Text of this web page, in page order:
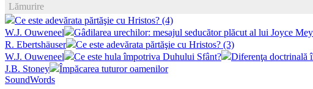
Lămurire
Ce este adevărata părtăşie cu Hristos? (4)
W.J. Ouweneel
Gâdilarea urechilor: mesajul seducător plăcut al lui Joyce
R. Ebertshäuser
Ce este adevărata părtăşie cu Hristos? (3)
W.J. Ouweneel
Ce este hula împotriva Duhului Sfânt?
Diferenţa doctrinală
J.B. Stoney
Împăcarea tuturor oamenilor
SoundWords